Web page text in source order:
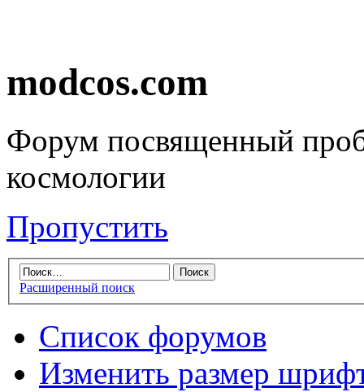
modcos.com
Форум посвященный
космологии
Пропустить
Расширенный поиск
Список форумов
Изменить размер